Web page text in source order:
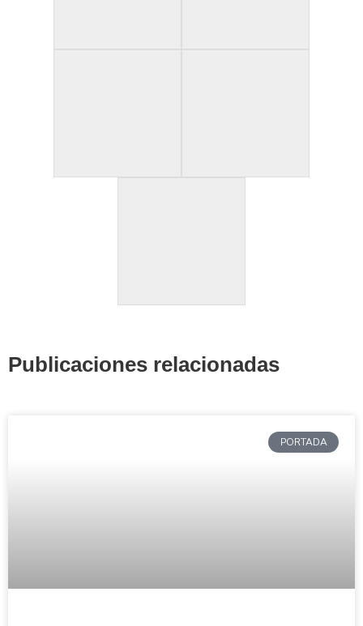
Publicaciones relacionadas
PORTADA